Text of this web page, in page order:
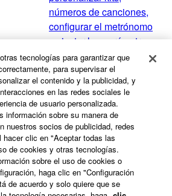
números de canciones,
configurar el metrónomo
y ajustar los parámetros
de trigger para tu estilo
con un simple toque en
la pantalla. Para utilizar
la aplicación, deberás
conectar tu dispositivo al
módulo DTX mediante
un cable USB y un
adaptador Lightning USB
para iPhone/iPad o un
cable OTG para Android.
tecnologías para garantizar que
para supervisar el
el contenido y la publicidad, y
en las redes sociales le
de usuario personalizada.
información sobre su manera de
nuestros socios de publicidad, redes
clic en "Aceptar todas las
de cookies y otras tecnologías.
sobre el uso de cookies o
haga clic en "Configuración
de acuerdo y solo quiere que se